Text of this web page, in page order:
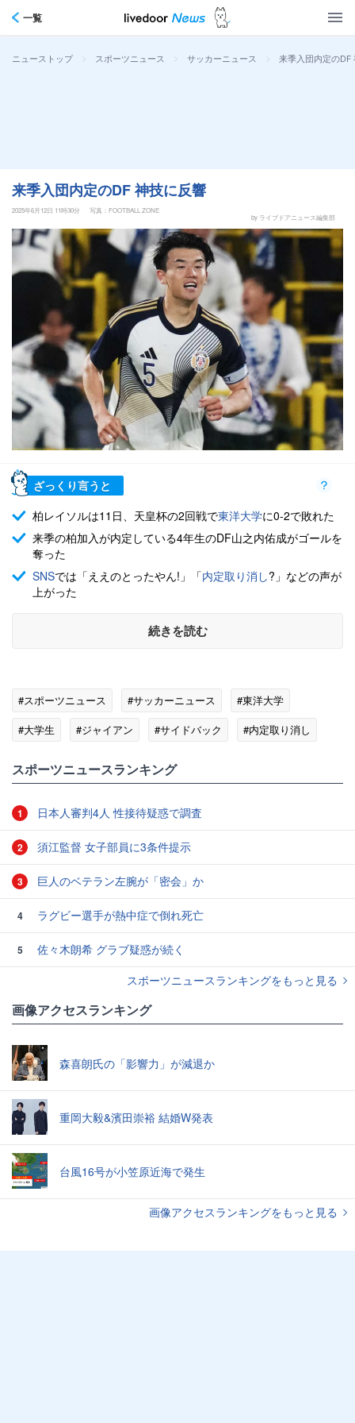
一覧
ニューストップ > スポーツニュース > サッカーニュース > 来季入団内定のDF
来季入団内定のDF 神技に反響
2025年6月12日 11時30分
写真：FOOTBALL ZONE
by ライブドアニュース編集部
ざっくり言うと
柏レイソルは11日、天皇杯の2回戦で東洋大学に0-2で敗れた
来季の柏加入が内定している4年生のDF山之内佑成がゴールを
奪った
SNSでは「ええのとったやん!」「内定取り消し?」などの声が
上がった
続きを読む
#スポーツニュース #サッカーニュース
#東洋大学
#大学生
#ジャイアン #サイドバック
#内定取り消し
スポーツニュースランキング
1 日本人審判4人 性接待疑惑で調査
2 須江監督 女子部員に3条件提示
3 巨人のベテラン左腕が「密会」か
4 ラグビー選手が熱中症で倒れ死亡
5
佐々木朗希 グラブ疑惑が続く
スポーツニュースランキングをもっと見る
画像アクセスランキング
森喜朗氏の「影響力」が減退か
重岡大毅&濱田崇裕 結婚W発表
台風16号が小笠原近海で発生
画像アクセスランキングをもっと見る